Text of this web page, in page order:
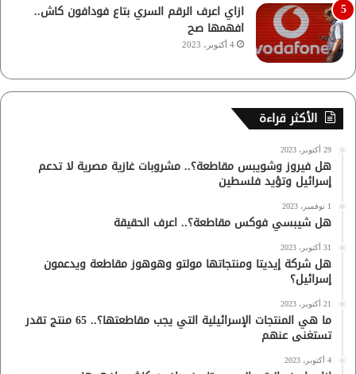
ازاي اعرف الرقم السري بتاع فودافون كاش..
افهمها صح
4 أكتوبر، 2023
الأكثر قراءة
29 أكتوبر، 2023
هل فيروز وشويبس مقاطعة؟.. مشروبات غازية مصرية لا تدعم
إسرائيل وتؤيد فلسطين
1 نوفمبر، 2023
هل شيبسي فوكس مقاطعة؟.. اعرف الحقيقة
31 أكتوبر، 2023
هل شركة إيديتا ومنتجاتها مولتو وهوهوز مقاطعة ويدعمون
إسرائيل؟
21 أكتوبر، 2023
ما هي المنتجات الإسرائيلية التي يجب مقاطعتها؟.. 65 منتج تقدر
تستغنى عنهم
4 أكتوبر، 2023